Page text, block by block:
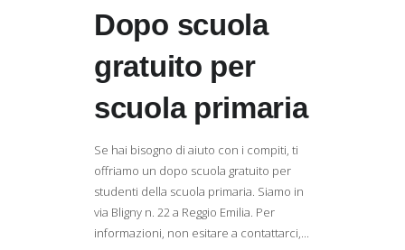
Dopo scuola
gratuito per
scuola primaria
Se hai bisogno di aiuto con i compiti, ti
offriamo un dopo scuola gratuito per
studenti della scuola primaria. Siamo in
via Bligny n. 22 a Reggio Emilia. Per
informazioni, non esitare a contattarci,...